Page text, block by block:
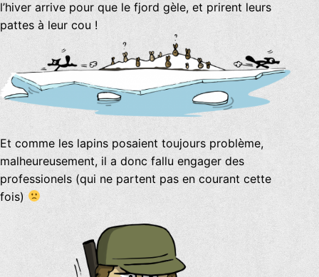
l’hiver arrive pour que le fjord gèle, et prirent leurs
pattes à leur cou !
Et comme les lapins posaient toujours problème,
malheureusement, il a donc fallu engager des
professionels (qui ne partent pas en courant cette
fois)